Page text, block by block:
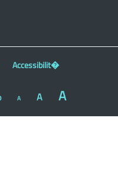
Accessibilit�
A A A